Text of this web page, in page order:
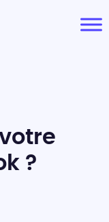
?